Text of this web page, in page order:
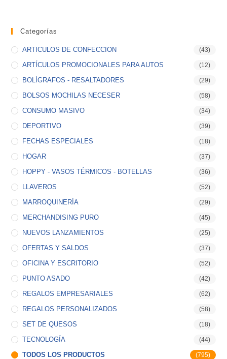
Categorías
ARTICULOS DE CONFECCION (43)
ARTÍCULOS PROMOCIONALES PARA AUTOS (12)
BOLÍGRAFOS - RESALTADORES (29)
BOLSOS MOCHILAS NECESER (58)
CONSUMO MASIVO (34)
DEPORTIVO (39)
FECHAS ESPECIALES (18)
HOGAR (37)
HOPPY - VASOS TÉRMICOS - BOTELLAS (36)
LLAVEROS (52)
MARROQUINERÍA (29)
MERCHANDISING PURO (45)
NUEVOS LANZAMIENTOS (25)
OFERTAS Y SALDOS (37)
OFICINA Y ESCRITORIO (52)
PUNTO ASADO (42)
REGALOS EMPRESARIALES (62)
REGALOS PERSONALIZADOS (58)
SET DE QUESOS (18)
TECNOLOGÍA (44)
TODOS LOS PRODUCTOS (795)